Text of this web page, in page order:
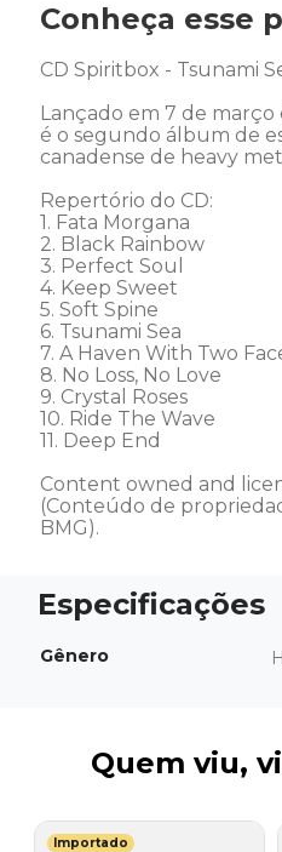
Conheça esse
CD Spiritbox - Tsunami
Lançado em 7 de março
é o segundo álbum de
canadense de heavy
Repertório do CD:
1. Fata Morgana
2. Black Rainbow
3. Perfect Soul
4. Keep Sweet
5. Soft Spine
6. Tsunami Sea
7. A Haven With Two
8. No Loss, No Love
9. Crystal Roses
10. Ride The Wave
11. Deep End
Content owned and
(Conteúdo de
BMG).
Gênero
Quem viu,
Importado